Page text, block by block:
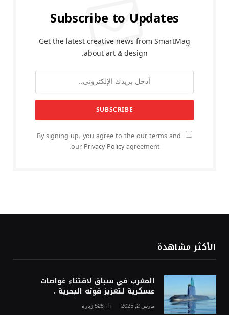
Subscribe to Updates
Get the latest creative news from SmartMag
about art & design.
By signing up, you agree to the our terms and
our Privacy Policyagreement.
الأكثر مشاهدة
المغرب في سباق لاقتناء غواصات
عسكرية لتعزيز قوته البحرية .
مارس 2, 2025 528 زيارة